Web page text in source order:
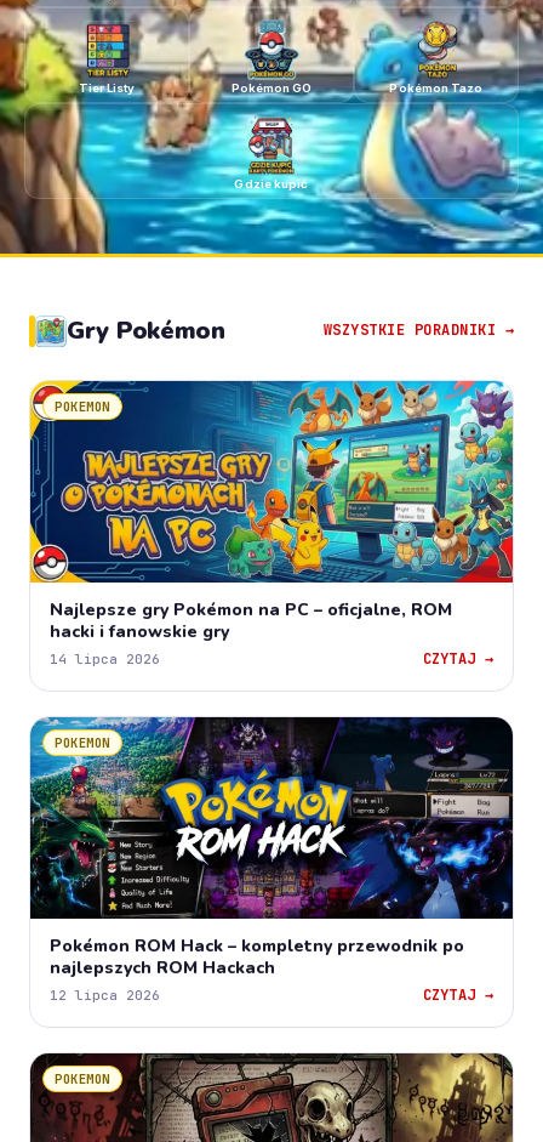
Tier Listy Pokémon GO Pokémon Tazo
Gdzie kupić
Gry Pokémon WSZYSTKIE PORADNIKI →
POKEMON
Najlepsze gry Pokémon na PC – oficjalne, ROM
hacki i fanowskie gry
14 lipca 2026 CZYTAJ →
POKEMON
Pokémon ROM Hack – kompletny przewodnik po
najlepszych ROM Hackach
12 lipca 2026 CZYTAJ →
POKEMON